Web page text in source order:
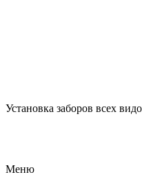
Установка заборов всех
Меню